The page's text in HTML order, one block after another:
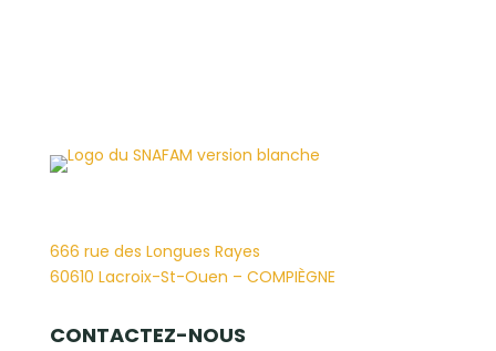
666 rue des Longues Rayes
60610 Lacroix-St-Ouen – COMPIÈGNE
CONTACTEZ-NOUS